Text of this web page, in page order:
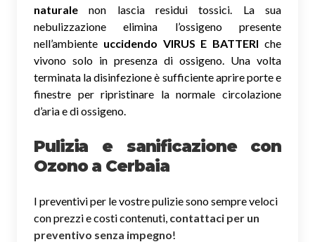
naturale non lascia residui tossici. La sua
nebulizzazione elimina l’ossigeno presente
nell’ambiente uccidendo VIRUS E BATTERI che
vivono solo in presenza di ossigeno. Una volta
terminata la disinfezione è sufficiente aprire porte e
finestre per ripristinare la normale circolazione
d’aria e di ossigeno.
Pulizia e sanificazione con
Ozono a Cerbaia
I preventivi per le vostre pulizie sono sempre veloci
con prezzi e costi contenuti, contattaci per un
preventivo senza impegno!